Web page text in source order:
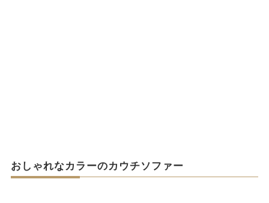
おしゃれなカラーのカウチソファー